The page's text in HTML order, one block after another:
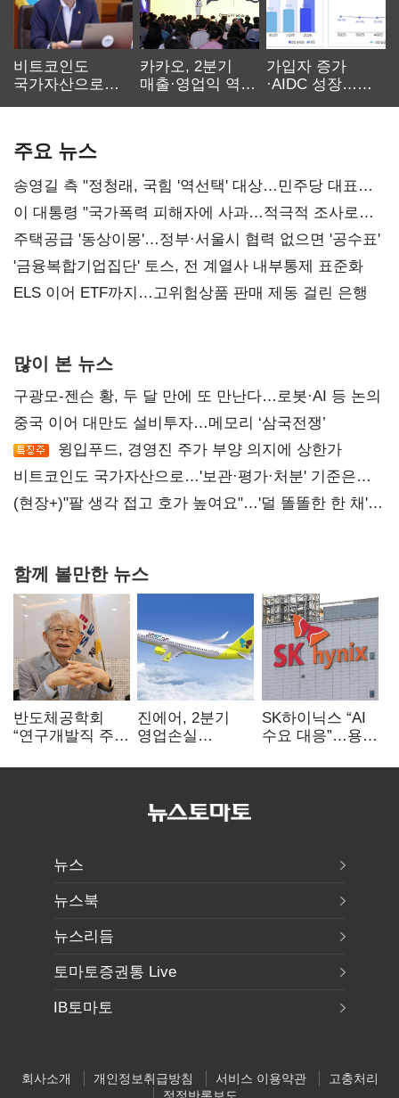
비트코인도
국가자산으로…'
카카오, 2분기
매출·영업익 역대
가입자 증가
·AIDC 성장…
주요 뉴스
송영길 측 "정청래, 국힘 '역선택' 대상…민주당 대표로
총선 지휘 못해"
이 대통령 "국가폭력 피해자에 사과…적극적 조사로
진실 밝혀야"
주택공급 '동상이몽'…정부·서울시 협력 없으면 '공수표'
'금융복합기업집단' 토스, 전 계열사 내부통제 표준화
ELS 이어 ETF까지…고위험상품 판매 제동 걸린 은행
많이 본 뉴스
구광모-젠슨 황, 두 달 만에 또 만난다…로봇·AI 등 논의
중국 이어 대만도 설비투자…메모리 ‘삼국전쟁’
윙입푸드, 경영진 주가 부양 의지에 상한가
비트코인도 국가자산으로…'보관·평가·처분' 기준은
숙제
(현장+)"팔 생각 접고 호가 높여요"…'덜 똘똘한 한 채'
함께 볼만한 뉴스
반도체공학회
“연구개발직 주
개선해야”
진에어, 2분기
영업손실
상승 여파
SK하이닉스 “AI
수요 대응”…용인
투자
뉴스
뉴스북
뉴스리듬
토마토증권통 Live
IB토마토
회사소개 개인정보취급방침 서비스 이용약관
고충처리